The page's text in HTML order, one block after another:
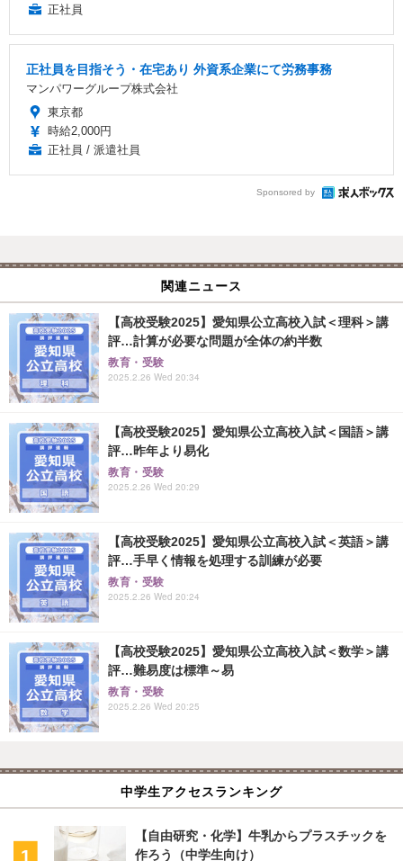
正社員
正社員を目指そう・在宅あり 外資系企業にて労務事務
マンパワーグループ株式会社
東京都
時給2,000円
正社員 / 派遣社員
Sponsored by
関連ニュース
【高校受験2025】愛知県公立高校入試＜理科＞講
評…計算が必要な問題が全体の約半数
教育・受験
2025.2.26 Wed 20:34
【高校受験2025】愛知県公立高校入試＜国語＞講
評…昨年より易化
教育・受験
2025.2.26 Wed 20:29
【高校受験2025】愛知県公立高校入試＜英語＞講
評…手早く情報を処理する訓練が必要
教育・受験
2025.2.26 Wed 20:24
【高校受験2025】愛知県公立高校入試＜数学＞講
評…難易度は標準～易
教育・受験
2025.2.26 Wed 20:25
中学生アクセスランキング
【自由研究・化学】牛乳からプラスチックを
作ろう（中学生向け）